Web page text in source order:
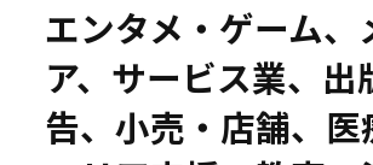
事例
セミナー
エンタメ・ゲーム、
ア、サービス業、出
告、小売・店舗、医